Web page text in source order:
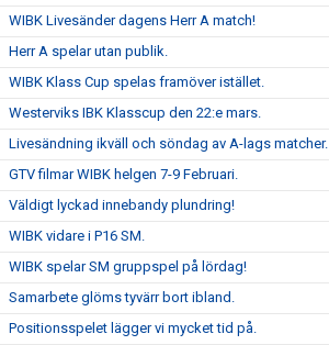
WIBK Livesänder dagens Herr A match!
Herr A spelar utan publik.
WIBK Klass Cup spelas framöver istället.
Westerviks IBK Klasscup den 22:e mars.
Livesändning ikväll och söndag av A-lags matcher.
GTV filmar WIBK helgen 7-9 Februari.
Väldigt lyckad innebandy plundring!
WIBK vidare i P16 SM.
WIBK spelar SM gruppspel på lördag!
Samarbete glöms tyvärr bort ibland.
Positionsspelet lägger vi mycket tid på.